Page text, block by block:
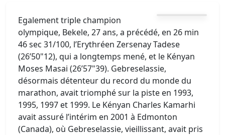
Egalement triple champion
olympique, Bekele, 27 ans, a précédé, en 26 min
46 sec 31/100, l’Erythréen Zersenay Tadese
(26’50"12), qui a longtemps mené, et le Kényan
Moses Masai (26’57"39). Gebreselassie,
désormais détenteur du record du monde du
marathon, avait triomphé sur la piste en 1993,
1995, 1997 et 1999. Le Kényan Charles Kamarhi
avait assuré l’intérim en 2001 à Edmonton
(Canada), où Gebreselassie, vieillissant, avait pris